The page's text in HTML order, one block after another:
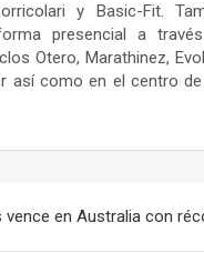
y Basic-Fit.
presencial a
Otero, Marathinez,
así como en el centro
vence en Australia con